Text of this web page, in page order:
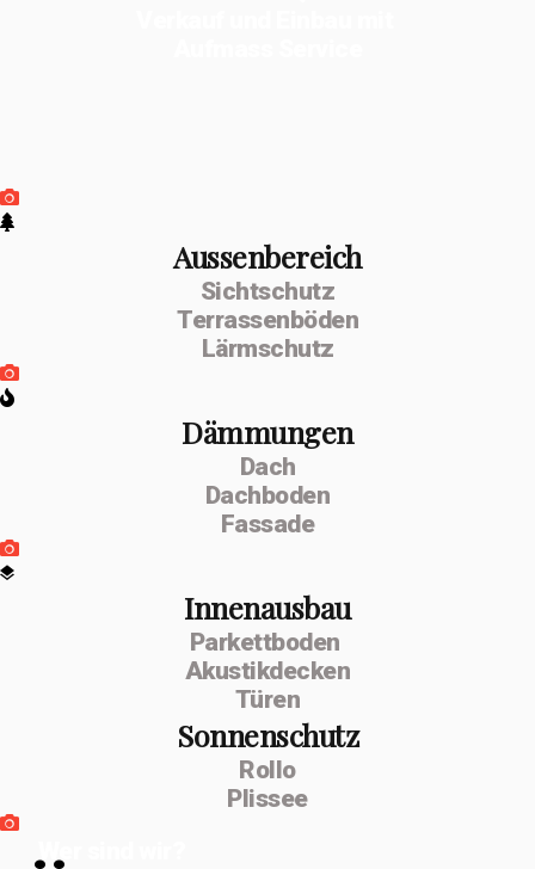
Aussenbereich
Sichtschutz
Terrassenböden
Lärmschutz
Dämmungen
Dach
Dachboden
Fassade
Innenausbau
Parkettboden
Akustikdecken
Türen
Sonnenschutz
Rollo
Plissee